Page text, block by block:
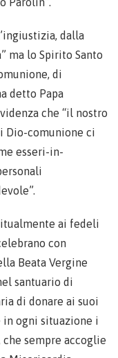
dalla
ma lo Spirito Santo
di
detto Papa
che “il nostro
Dio-comunione ci
esseri-in-
ai fedeli
con
Beata Vergine
santuario di
di donare ai suoi
ogni situazione i
sempre accoglie